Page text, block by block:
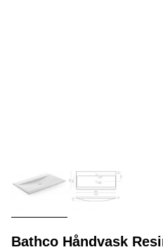
Bathco Håndvask